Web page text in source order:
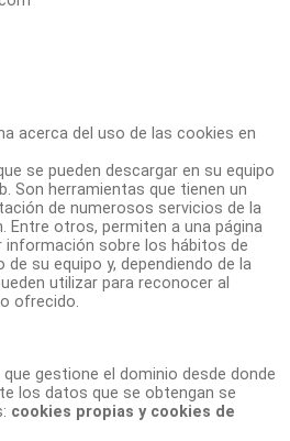
acerca del uso de las cookies en
se pueden descargar en su equipo
Son herramientas que tienen un
de numerosos servicios de la
Entre otros, permiten a una página
información sobre los hábitos de
su equipo y, dependiendo de la
utilizar para reconocer al
ofrecido.
gestione el dominio desde donde
los datos que se obtengan se
cookies propias y cookies de